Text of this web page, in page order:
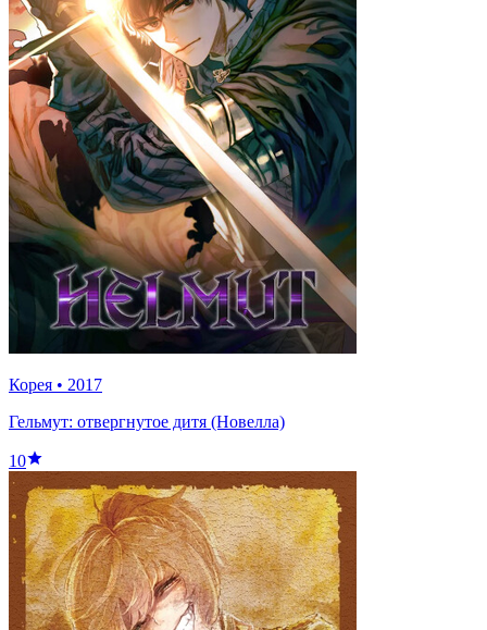
Корея • 2017
Гельмут: отвергнутое дитя (Новелла)
10